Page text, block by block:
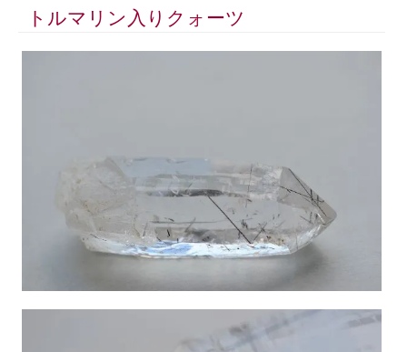
トルマリン入りクォーツ